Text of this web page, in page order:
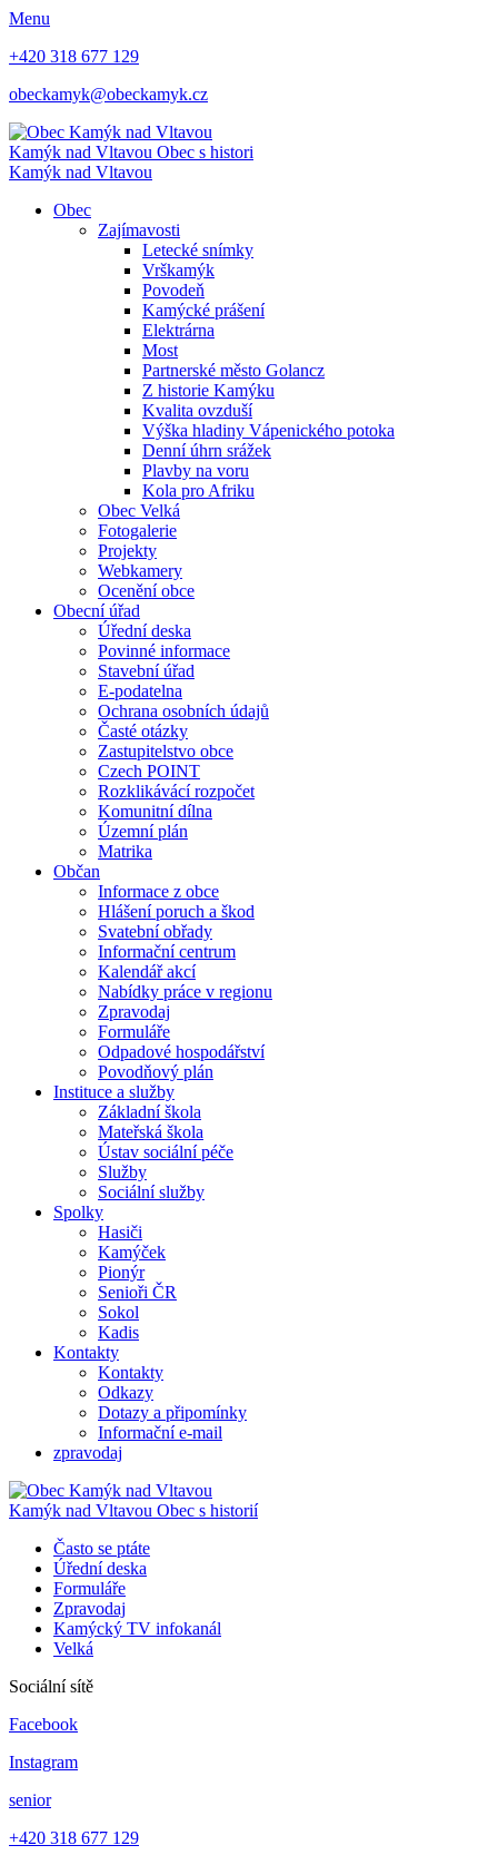
Menu
+420 318 677 129
obeckamyk@obeckamyk.cz
Kamýk nad Vltavou Obec s histori
Kamýk nad Vltavou
Obec
Zajímavosti
Letecké snímky
Vrškamýk
Povodeň
Kamýcké prášení
Elektrárna
Most
Partnerské město Golancz
Z historie Kamýku
Kvalita ovzduší
Výška hladiny Vápenického potoka
Denní úhrn srážek
Plavby na voru
Kola pro Afriku
Obec Velká
Fotogalerie
Projekty
Webkamery
Ocenění obce
Obecní úřad
Úřední deska
Povinné informace
Stavební úřad
E-podatelna
Ochrana osobních údajů
Časté otázky
Zastupitelstvo obce
Czech POINT
Rozklikávácí rozpočet
Komunitní dílna
Územní plán
Matrika
Občan
Informace z obce
Hlášení poruch a škod
Svatební obřady
Informační centrum
Kalendář akcí
Nabídky práce v regionu
Zpravodaj
Formuláře
Odpadové hospodářství
Povodňový plán
Instituce a služby
Základní škola
Mateřská škola
Ústav sociální péče
Služby
Sociální služby
Spolky
Hasiči
Kamýček
Pionýr
Senioři ČR
Sokol
Kadis
Kontakty
Kontakty
Odkazy
Dotazy a připomínky
Informační e-mail
zpravodaj
Kamýk nad Vltavou Obec s historií
Často se ptáte
Úřední deska
Formuláře
Zpravodaj
Kamýcký TV infokanál
Velká
Sociální sítě
Facebook
Instagram
senior
+420 318 677 129